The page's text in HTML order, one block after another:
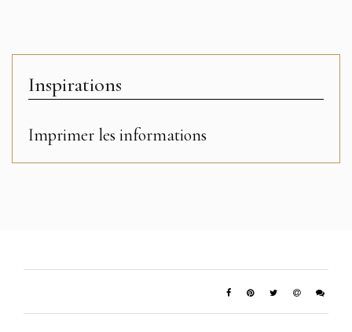
Inspirations
Imprimer les informations